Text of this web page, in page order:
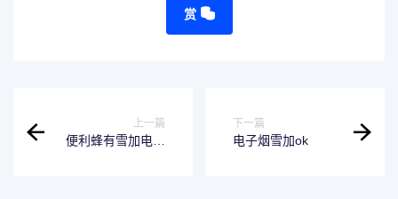
赏
上一篇
便利蜂有雪加电子
下一篇
电子烟雪加ok